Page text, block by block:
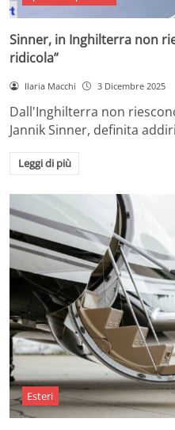
Sinner, in Inghilterra non
ridicola”
Ilaria Macchi 3 Dicembre 2025
Dall'Inghilterra non
Jannik Sinner, definita
Leggi di più
Esteri